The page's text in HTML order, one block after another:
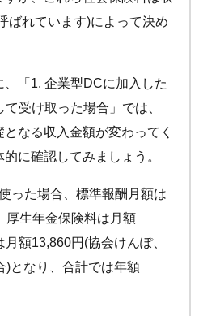
ばれています)によって決め
「1. 企業型DCに加入した
受け取った場合」では、
なる収入金額が変わってく
に確認してみましょう。
った場合、標準報酬月額は
厚生年金保険料は月額
額13,860円(協会けんぽ、
)となり、合計では年額